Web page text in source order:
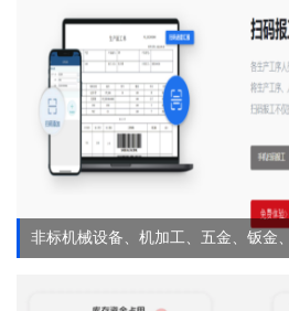
非标机械设备、机加工、五金、钣金